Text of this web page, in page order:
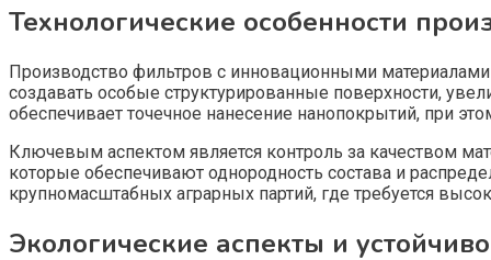
Технологические особенности
Производство фильтров с инновационными
создавать особые структурированные поверхности,
обеспечивает точечное нанесение нанопокрытий, при
Ключевым аспектом является контроль за качеством
которые обеспечивают однородность состава и
крупномасштабных аграрных партий, где требуется
Экологические аспекты и